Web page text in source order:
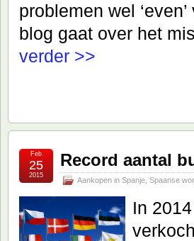
problemen wel
blog gaat over het
verder >>
Record aantal
Aankopen in Spanje Spaanse
Feb
25
2015
In